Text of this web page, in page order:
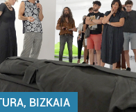
BIZKAIA